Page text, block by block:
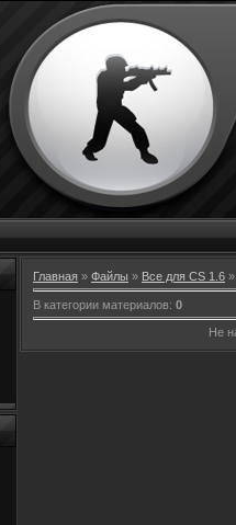
Главная » Файлы » Все для CS 1.6
В категории материалов: 0
Не